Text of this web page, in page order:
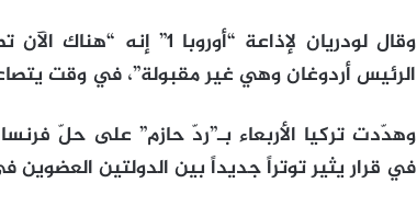
وقال لودريان لإذاعة
الرئيس أردوغان وهي غير مقبولة”، في وقت
وهدّدت تركيا الأربعاء بـ”ردّ حازم” على حلّ
في قرار يثير توتراً جديداً بين الدولتين